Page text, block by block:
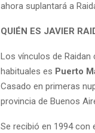
ahora suplantará a
QUIÉN ES JAVIER
Los vínculos de
habituales es Puerto
Casado en primeras
provincia de Buenos
Se recibió en 1994 con